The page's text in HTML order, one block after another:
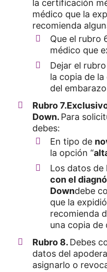
la certificación
médico que la
recomienda
Que el rubro
médico que
Dejar el
la copia de
del
Rubro 7.
Down. Para
debes:
En tipo de
la opción “
Los datos de
con el
Downdebe
que la
recomienda
una copia
Rubro 8. Debes
datos del
asignarlo o